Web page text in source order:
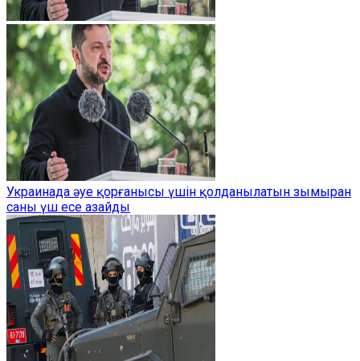
Украинада әуе қорғанысы үшін қолданылатын зымыран
саны үш есе азайды